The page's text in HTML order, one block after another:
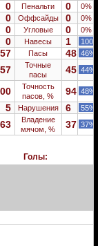
0 Пенальти 0
0%
0 Оффсайды 0
0%
0 Угловые 0
0%
0 Навесы 1
57 Пасы 48 46%
57
Точные
пасы
45 44%
Точность
пасов, %
94 48%
5 Нарушения 6
55%
63
Владение
мячом, %
37 37%
Голы: